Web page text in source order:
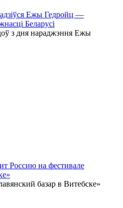
Ежы Гедройц —
Беларусі
з дня нараджэння Ежы
Россию на фестивале
базар в Витебске»